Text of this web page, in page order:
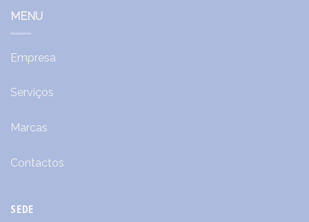
MENU
Empresa
Serviços
Marcas
Contactos
SEDE